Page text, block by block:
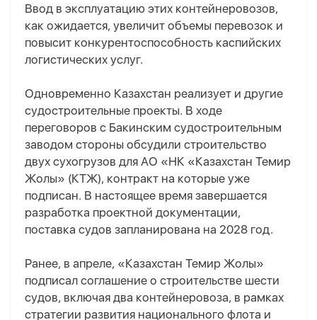
Ввод в эксплуатацию этих контейнеровозов,
как ожидается, увеличит объемы перевозок и
повысит конкурентоспособность каспийских
логистических услуг.
Одновременно Казахстан реализует и другие
судостроительные проекты. В ходе
переговоров с Бакинским судостроительным
заводом стороны обсудили строительство
двух сухогрузов для АО «НК «Казахстан Темир
Жолы» (КТЖ), контракт на которые уже
подписан. В настоящее время завершается
разработка проектной документации,
поставка судов запланирована на 2028 год.
Ранее, в апреле, «Казахстан Темир Жолы»
подписал соглашение о строительстве шести
судов, включая два контейнеровоза, в рамках
стратегии развития национального флота и